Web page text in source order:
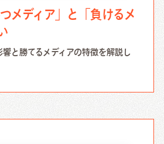
メディア」と「負けるメ
と勝てるメディアの特徴を解説し